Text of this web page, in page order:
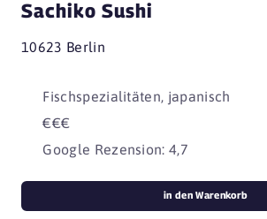
Sachiko Sushi
10623 Berlin
Fischspezialitäten, japanisch
€€€
Google Rezension: 4,7
in den Warenkorb